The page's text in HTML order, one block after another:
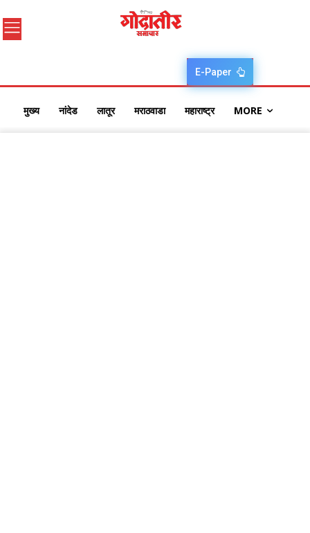
E-Paper
मुख्य नांदेड लातूर मराठवाडा महाराष्ट्र MORE